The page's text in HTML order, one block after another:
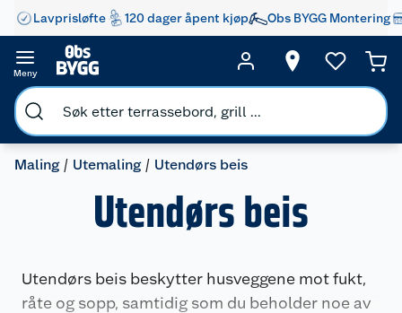
Lavprisløfte 120 dager åpent kjøp Obs BYGG Montering
Meny
Maling Utemaling Utendørs beis
Utendørs beis
Utendørs beis beskytter husveggene mot fukt,
råte og sopp, samtidig som du beholder noe av